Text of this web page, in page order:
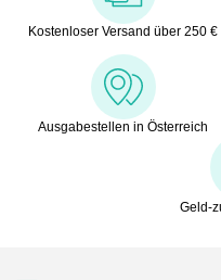
Kostenloser Versand über 250 €
Ausgabestellen in Österreich
Geld-